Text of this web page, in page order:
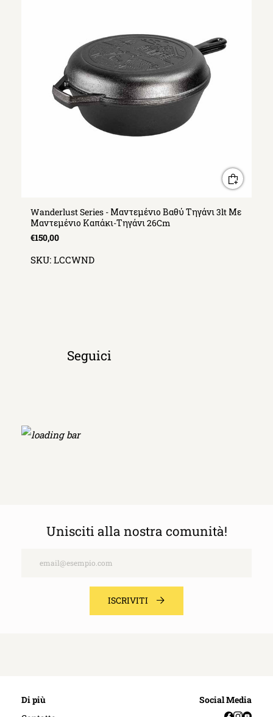
Wanderlust Series - Μαντεμένιο Βαθύ Τηγάνι 3lt Με
Μαντεμένιο Καπάκι-Τηγάνι 26Cm
€150,00
SKU: LCCWND
Seguici
Unisciti alla nostra comunità!
ISCRIVITI
Di più
Social Media
Facebook